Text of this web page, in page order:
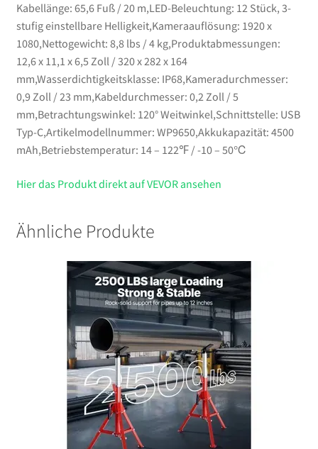
Kabellänge: 65,6 Fuß / 20 m,LED-Beleuchtung: 12 Stück, 3-
stufig einstellbare Helligkeit,Kameraauflösung: 1920 x
1080,Nettogewicht: 8,8 lbs / 4 kg,Produktabmessungen:
12,6 x 11,1 x 6,5 Zoll / 320 x 282 x 164
mm,Wasserdichtigkeitsklasse: IP68,Kameradurchmesser:
0,9 Zoll / 23 mm,Kabeldurchmesser: 0,2 Zoll / 5
mm,Betrachtungswinkel: 120° Weitwinkel,Schnittstelle: USB
Typ-C,Artikelmodellnummer: WP9650,Akkukapazität: 4500
mAh,Betriebstemperatur: 14 – 122℉ / -10 – 50℃
Hier das Produkt direkt auf VEVOR ansehen
Ähnliche Produkte